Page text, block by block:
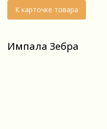
К карточке товара
Импала Зебра